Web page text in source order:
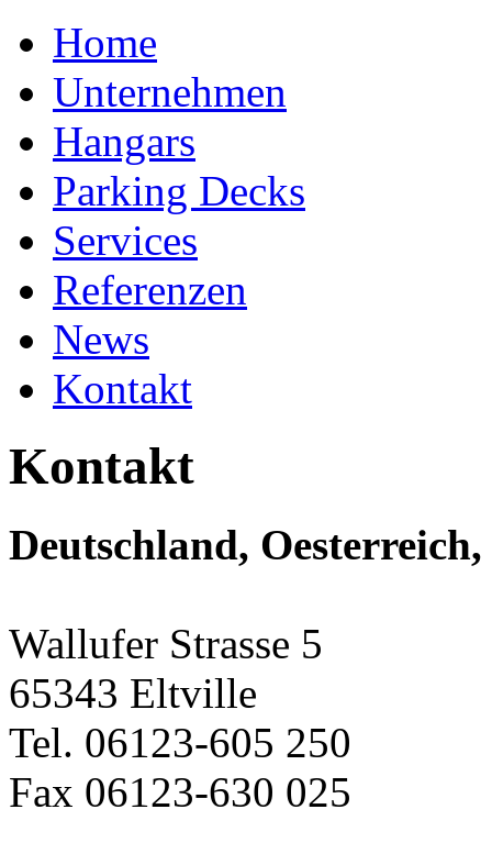
Home
Unternehmen
Hangars
Parking Decks
Services
Referenzen
News
Kontakt
Kontakt
Deutschland,
Wallufer Strasse 5
65343 Eltville
Tel. 06123-605 250
Fax 06123-630 025